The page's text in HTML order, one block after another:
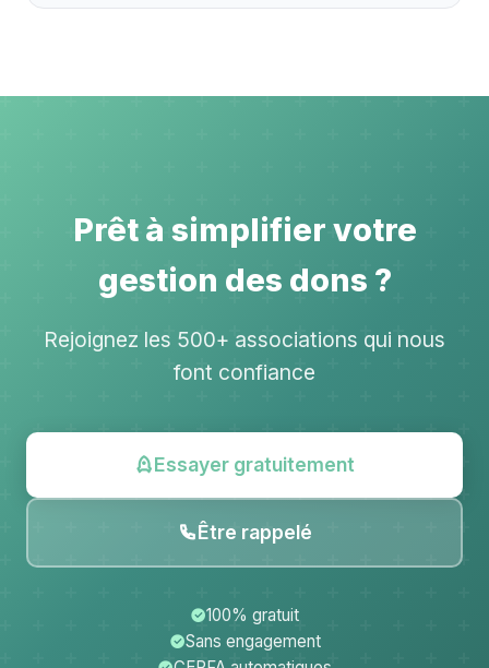
Prêt à simplifier votre
gestion des dons ?
Rejoignez les 500+ associations qui nous
font confiance
Essayer gratuitement
Être rappelé
100% gratuit
Sans engagement